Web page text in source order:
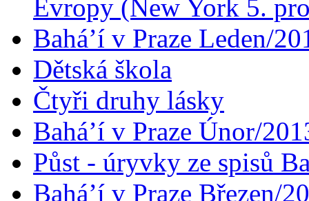
Evropy (New York 5.
Bahá’í v Praze Leden/
Dětská škola
Čtyři druhy lásky
Bahá’í v Praze Únor/
Půst - úryvky ze spisů
Bahá’í v Praze Březen/